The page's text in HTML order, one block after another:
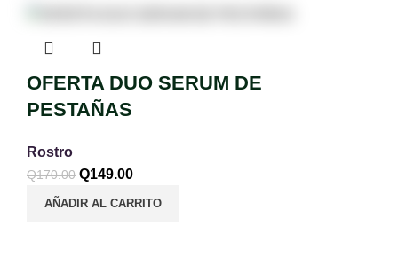
OFERTA DUO SERUM DE
PESTAÑAS
Rostro
Q170.00 Q149.00
AÑADIR AL CARRITO